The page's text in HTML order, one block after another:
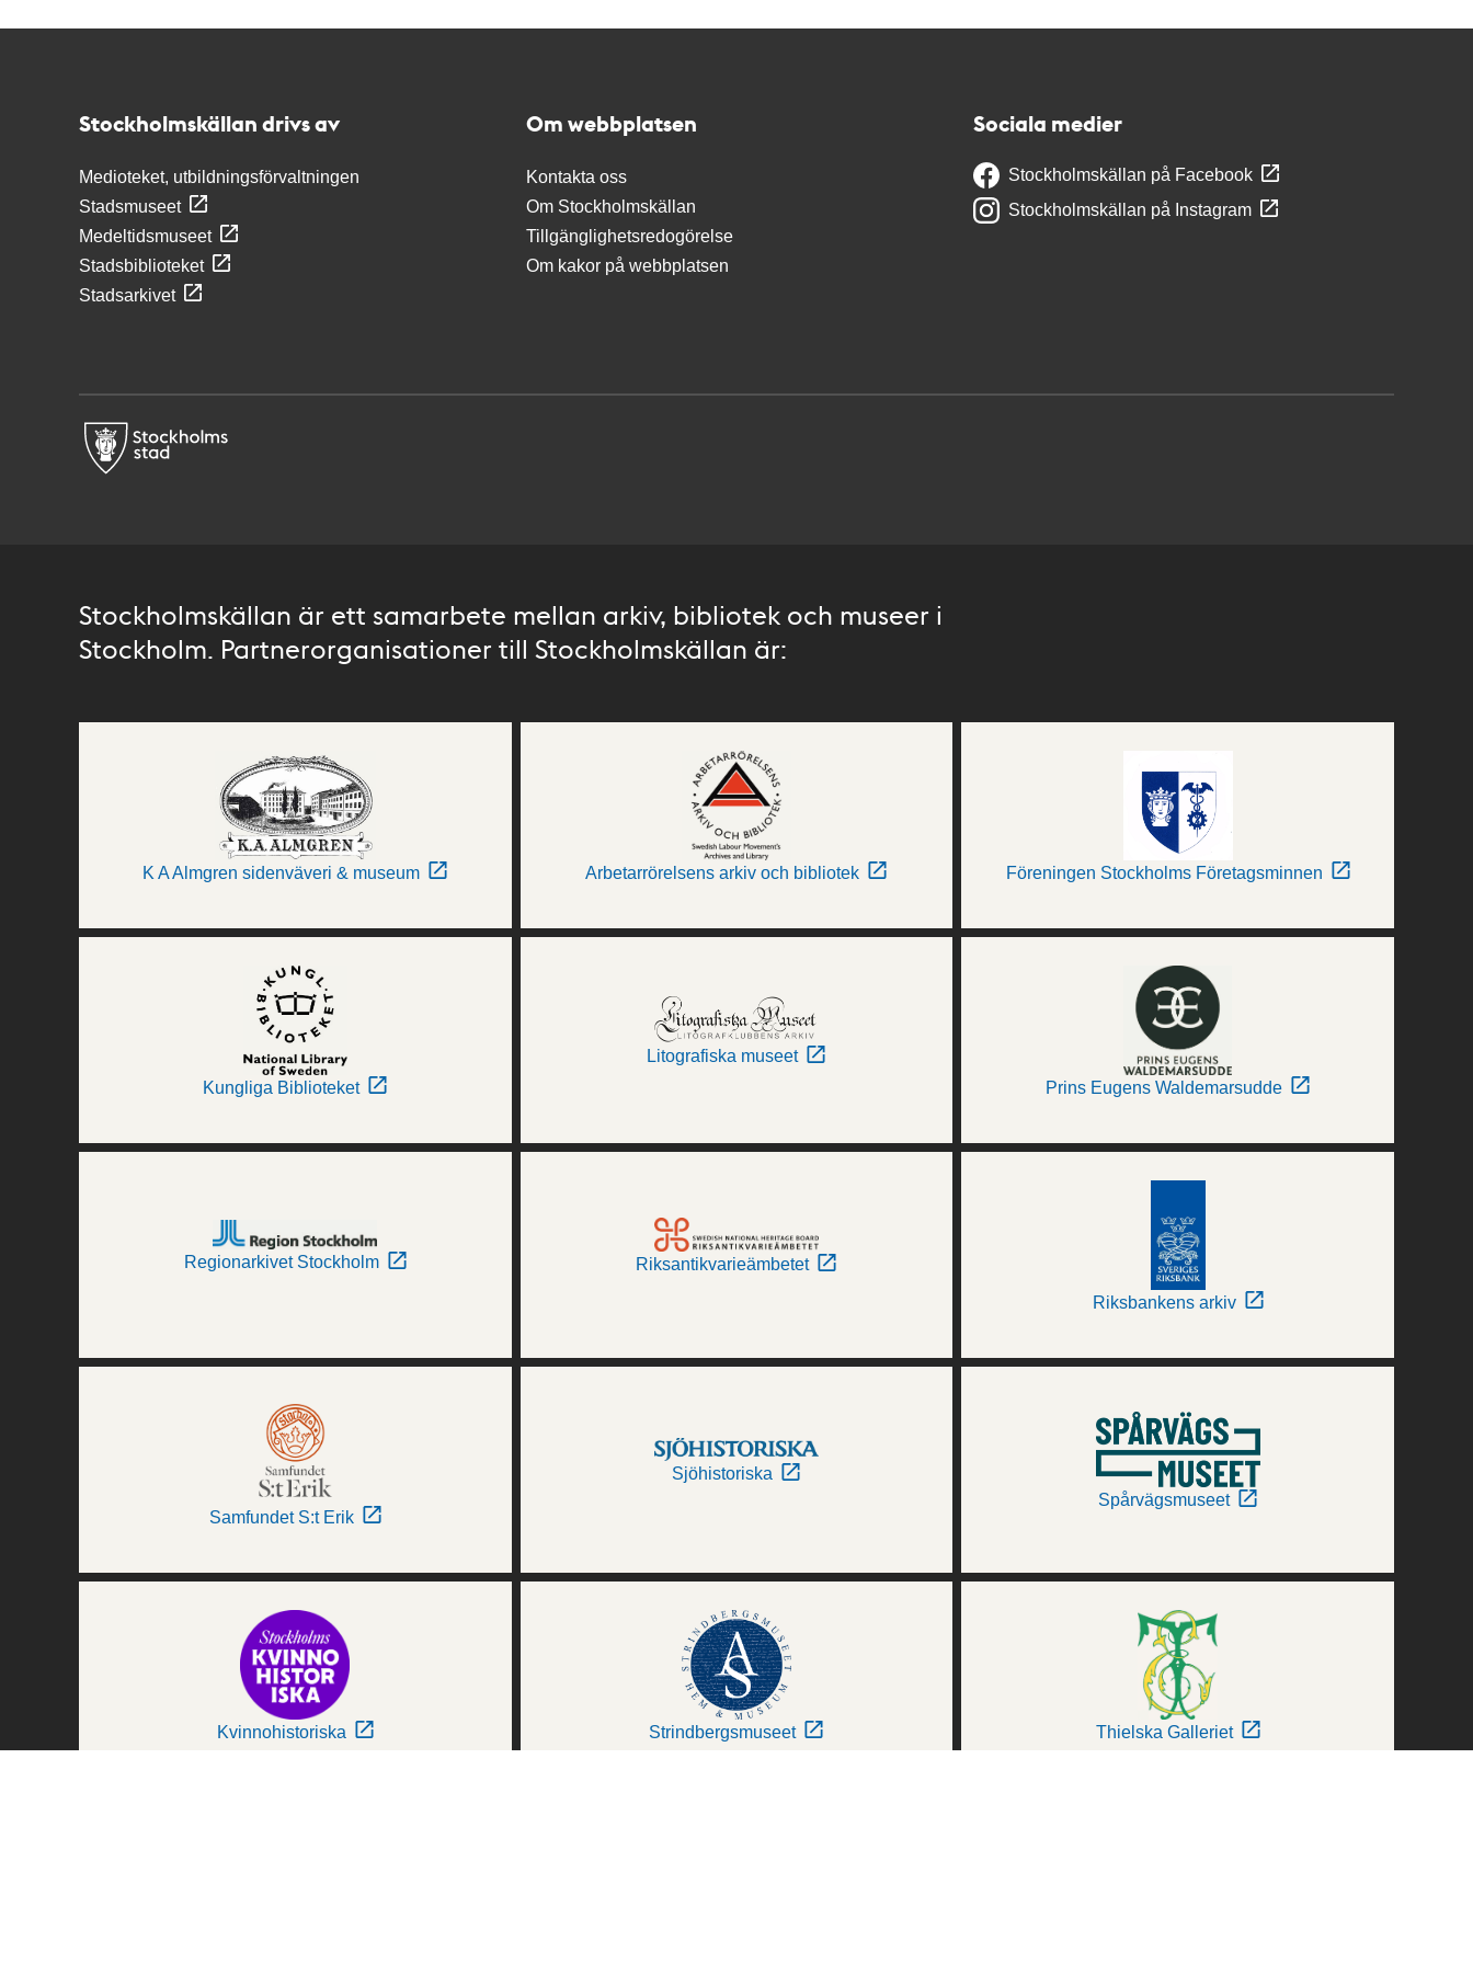
Stockholmskällan drivs av
Medioteket, utbildningsförvaltningen
Stadsmuseet
Medeltidsmuseet
Stadsbiblioteket
Stadsarkivet
Om webbplatsen
Kontakta oss
Om Stockholmskällan
Tillgänglighetsredogörelse
Om kakor på webbplatsen
Sociala medier
Stockholmskällan på Facebook
Stockholmskällan på Instagram
Stockholmskällan är ett samarbete mellan arkiv, bibliotek och museer i
Stockholm. Partnerorganisationer till Stockholmskällan är:
K A Almgren sidenväveri & museum Arbetarrörelsens arkiv och bibliotek Föreningen Stockholms Företagsminnen
Kungliga Biblioteket
Litografiska museet
Prins Eugens Waldemarsudde
Regionarkivet Stockholm Riksantikvarieämbetet
Riksbankens arkiv
Samfundet S:t Erik
Sjöhistoriska
Spårvägsmuseet
Kvinnohistoriska Strindbergsmuseet Thielska Galleriet